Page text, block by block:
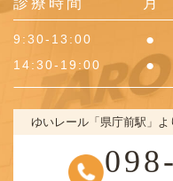
9:30-13:00 ●
14:30-19:00 ●
ゆいレール「県庁前駅」よ